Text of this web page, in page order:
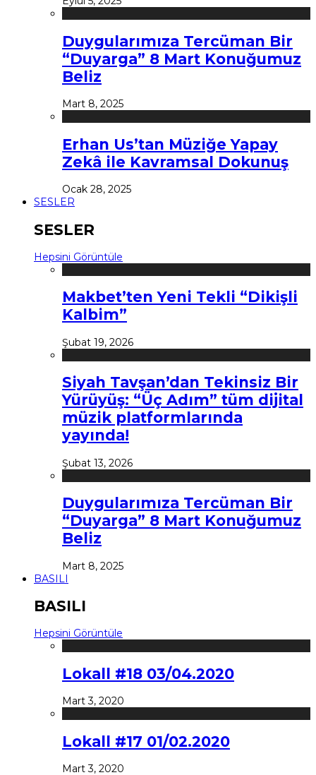
Duygularımıza Tercüman Bir
“Duyarga” 8 Mart Konuğumuz
Beliz
Mart 8, 2025
Erhan Us’tan Müziğe Yapay
Zekâ ile Kavramsal Dokunuş
Ocak 28, 2025
SESLER
SESLER
Hepsini Görüntüle
Makbet’ten Yeni Tekli “Dikişli
Kalbim”
Şubat 19, 2026
Siyah Tavşan’dan Tekinsiz Bir
Yürüyüş: “Üç Adım” tüm dijital
müzik platformlarında
yayında!
Şubat 13, 2026
Duygularımıza Tercüman Bir
“Duyarga” 8 Mart Konuğumuz
Beliz
Mart 8, 2025
BASILI
BASILI
Hepsini Görüntüle
Lokall #18 03/04.2020
Mart 3, 2020
Lokall #17 01/02.2020
Mart 3, 2020